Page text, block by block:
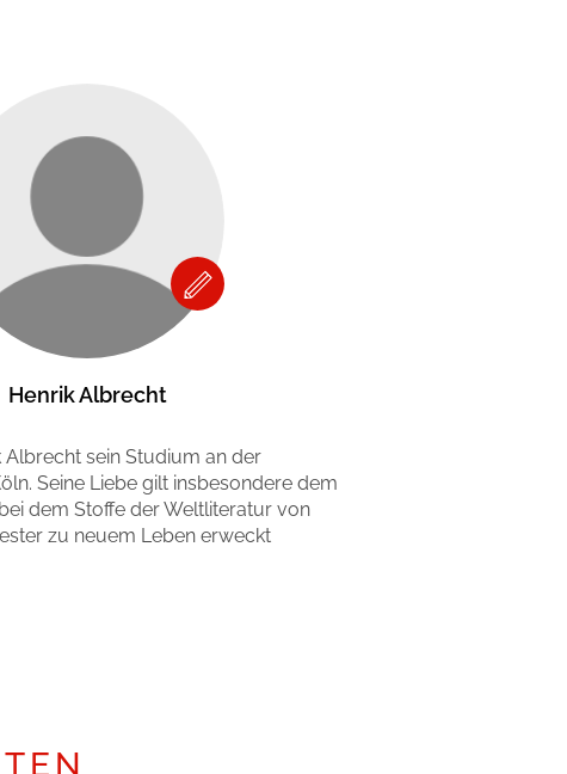
Henrik Albrecht
Albrecht sein Studium an der
Seine Liebe gilt insbesondere dem
dem Stoffe der Weltliteratur von
zu neuem Leben erweckt